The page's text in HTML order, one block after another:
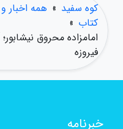
کوه سفید » همه اخبار
کتاب »
امامزاده محروق
فیروزه
خبرنامه